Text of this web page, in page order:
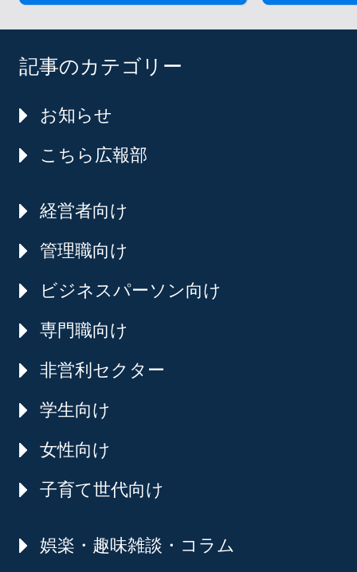
記事のカテゴリー
お知らせ
こちら広報部
経営者向け
管理職向け
ビジネスパーソン向け
専門職向け
非営利セクター
学生向け
女性向け
子育て世代向け
娯楽・趣味雑談・コラム